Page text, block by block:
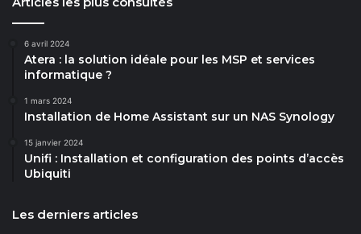
6 avril 2024
Atera : la solution idéale pour les MSP et services
informatique ?
1 mars 2024
Installation de Home Assistant sur un NAS Synology
15 janvier 2024
Unifi : Installation et configuration des points d’accès
Ubiquiti
Les derniers articles